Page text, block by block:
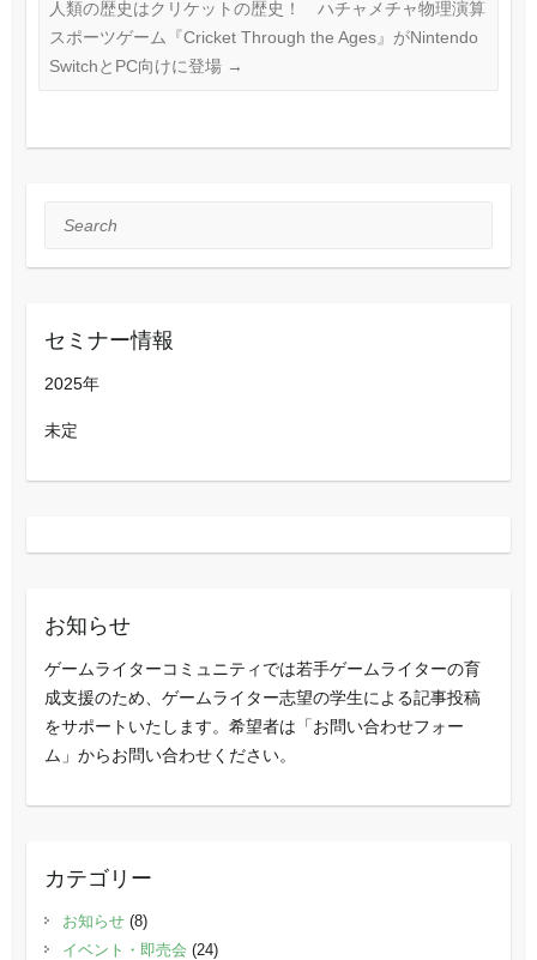
人類の歴史はクリケットの歴史！ ハチャメチャ物理演算
スポーツゲーム『Cricket Through the Ages』がNintendo
SwitchとPC向けに登場 →
Search
セミナー情報
2025年
未定
お知らせ
ゲームライターコミュニティでは若手ゲームライターの育
成支援のため、ゲームライター志望の学生による記事投稿
をサポートいたします。希望者は「お問い合わせフォー
ム」からお問い合わせください。
カテゴリー
お知らせ(8)
イベント・即売会 (24)